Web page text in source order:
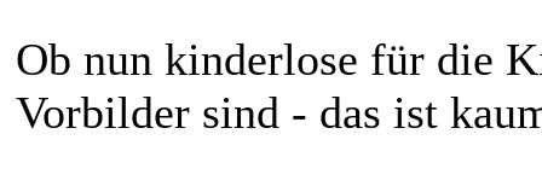
Ob nun kinderlose für die
Vorbilder sind - das ist